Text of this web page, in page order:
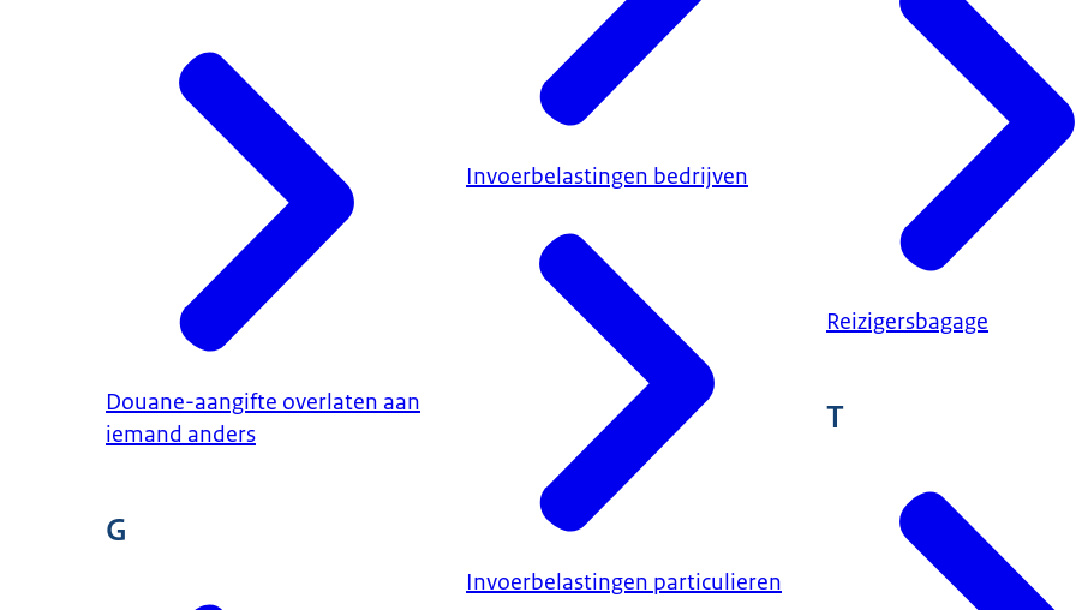
Douane-aangifte overlaten aan
iemand anders
G
Invoerbelastingen bedrijven
Invoerbelastingen particulieren
Reizigersbagage
T